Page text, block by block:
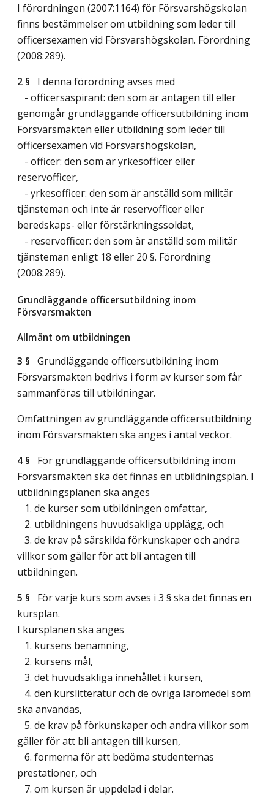
I förordningen (2007:1164) för Försvarshögskolan
finns bestämmelser om utbildning som leder till
officersexamen vid Försvarshögskolan. Förordning
(2008:289).
2 § I denna förordning avses med
- officersaspirant: den som är antagen till eller
genomgår grundläggande officersutbildning inom
Försvarsmakten eller utbildning som leder till
officersexamen vid Försvarshögskolan,
- officer: den som är yrkesofficer eller
reservofficer,
- yrkesofficer: den som är anställd som militär
tjänsteman och inte är reservofficer eller
beredskaps- eller förstärkningssoldat,
- reservofficer: den som är anställd som militär
tjänsteman enligt 18 eller 20 §. Förordning
(2008:289).
Grundläggande officersutbildning inom
Försvarsmakten
Allmänt om utbildningen
3 § Grundläggande officersutbildning inom
Försvarsmakten bedrivs i form av kurser som får
sammanföras till utbildningar.
Omfattningen av grundläggande officersutbildning
inom Försvarsmakten ska anges i antal veckor.
4 § För grundläggande officersutbildning inom
Försvarsmakten ska det finnas en utbildningsplan. I
utbildningsplanen ska anges
1. de kurser som utbildningen omfattar,
2. utbildningens huvudsakliga upplägg, och
3. de krav på särskilda förkunskaper och andra
villkor som gäller för att bli antagen till
utbildningen.
5 § För varje kurs som avses i 3 § ska det finnas en
kursplan.
I kursplanen ska anges
1. kursens benämning,
2. kursens mål,
3. det huvudsakliga innehållet i kursen,
4. den kurslitteratur och de övriga läromedel som
ska användas,
5. de krav på förkunskaper och andra villkor som
gäller för att bli antagen till kursen,
6. formerna för att bedöma studenternas
prestationer, och
7. om kursen är uppdelad i delar.